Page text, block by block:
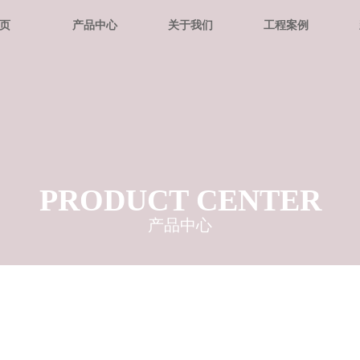
产品中心 关于我们 工程案例
PRODUCT CENTER
产品中心